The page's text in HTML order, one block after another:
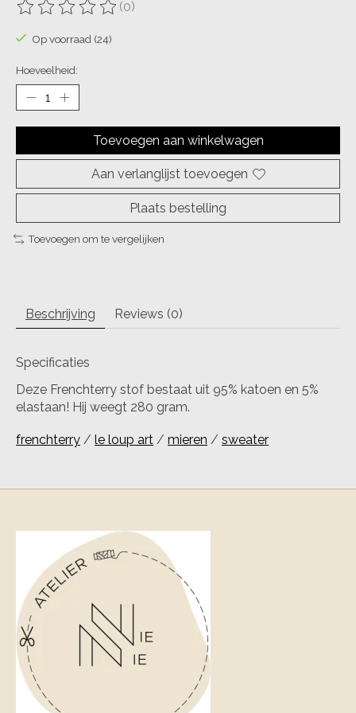
De beoordeling van dit product is
(0)
Op voorraad (24)
Hoeveelheid:
Toevoegen aan winkelwagen
Aan verlanglijst toevoegen
Plaats bestelling
Toevoegen om te vergelijken
Beschrijving Reviews (0)
Specificaties
Deze Frenchterry stof bestaat uit 95% katoen en 5%
elastaan! Hij weegt 280 gram.
frenchterry / le loup art / mieren / sweater